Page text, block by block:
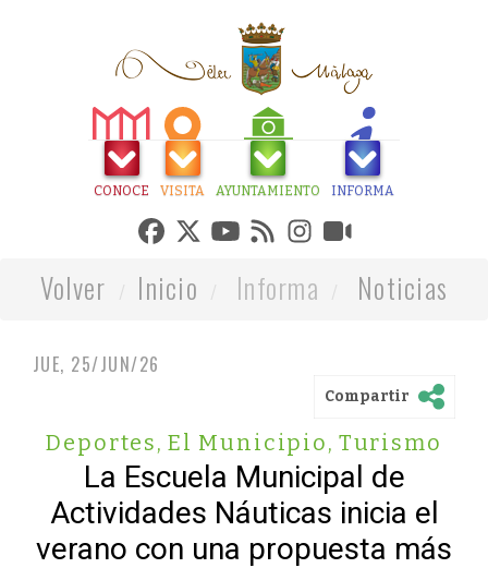
CONOCE VISITA AYUNTAMIENTO INFORMA
Volver Inicio Informa Noticias
JUE, 25/JUN/26
Compartir
Deportes, El Municipio, Turismo
La Escuela Municipal de
Actividades Náuticas inicia el
verano con una propuesta más